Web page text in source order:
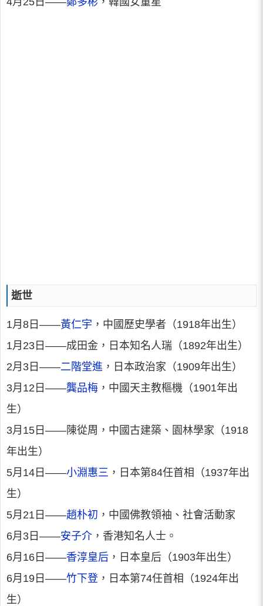
逝世
1月8日——黃仁宇 ，中國歷史學者（1918年出生）
1月23日——成田金，日本知名人瑞（1892年出生）
2月3日——二階堂進 ，日本政治家（1909年出生）
3月12日——龔品梅 ，中國天主教樞機（1901年出
生）
3月15日——陳從周，中國古建築、園林學家（1918
年出生）
5月14日——小淵惠三 ，日本第84任首相（1937年出
生）
5月21日——趙朴初 ，中國佛教領袖、社會活動家
6月3日——安子介 ，香港知名人士。
6月16日——香淳皇后 ，日本皇后（1903年出生）
6月19日——竹下登 ，日本第74任首相（1924年出
生）